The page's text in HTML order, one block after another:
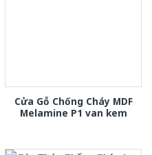
Cửa Gỗ Chống Cháy MDF
Melamine P1 van kem